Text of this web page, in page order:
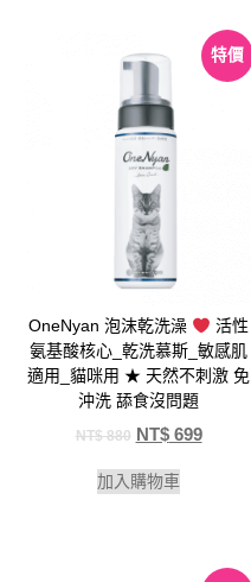
特價
OneNyan 泡沫乾洗澡
活性
氨基酸核心_乾洗慕斯_敏感肌
適用_貓咪用 ★ 天然不刺激 免
沖洗 舔食沒問題
NT$880 NT$699
加入購物車